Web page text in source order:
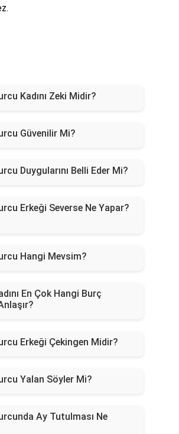
Kadını Zeki Midir?
Güvenilir Mi?
Duygularını Belli Eder Mi?
Erkeği Severse Ne Yapar?
Hangi Mevsim?
En Çok Hangi Burç
Erkeği Çekingen Midir?
Yalan Söyler Mi?
Ay Tutulması Ne